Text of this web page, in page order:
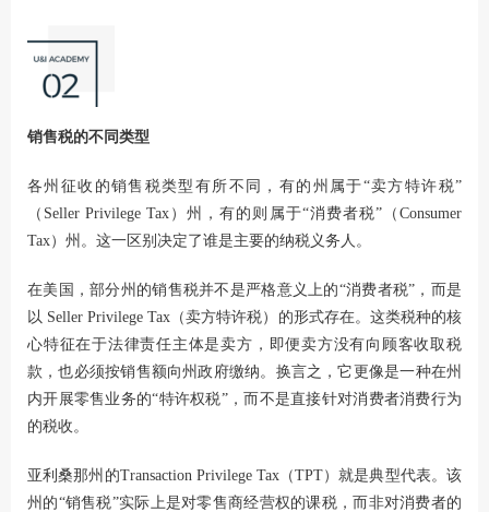
销售税的不同类型
各州征收的销售税类型有所不同，有的州属于“卖方特许税”
（Seller Privilege Tax）州，有的则属于“消费者税”（Consumer
Tax）州。这一区别决定了谁是主要的纳税义务人。
在美国，部分州的销售税并不是严格意义上的“消费者税”，而是
以 Seller Privilege Tax（卖方特许税）的形式存在。这类税种的核
心特征在于法律责任主体是卖方，即便卖方没有向顾客收取税
款，也必须按销售额向州政府缴纳。换言之，它更像是一种在州
内开展零售业务的“特许权税”，而不是直接针对消费者消费行为
的税收。
亚利桑那州的Transaction Privilege Tax（TPT）就是典型代表。该
州的“销售税”实际上是对零售商经营权的课税，而非对消费者的